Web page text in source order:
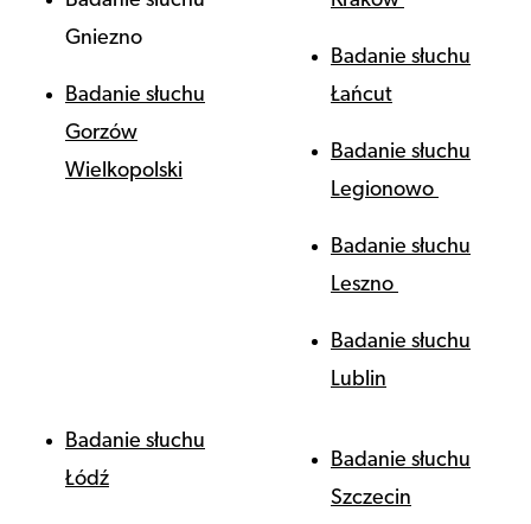
Gniezno
Badanie słuchu
Gorzów
Wielkopolski
Badanie słuchu
Łańcut
Badanie słuchu
Legionowo
Badanie słuchu
Leszno
Badanie słuchu
Lublin
Badanie słuchu
Łódź
Badanie słuchu
Szczecin